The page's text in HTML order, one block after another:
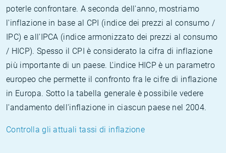
poterle confrontare. A seconda dell'anno, mostriamo
l'inflazione in base al CPI (indice dei prezzi al consumo /
IPC) e all'IPCA (indice armonizzato dei prezzi al consumo
/ HICP). Spesso il CPI è considerato la cifra di inflazione
più importante di un paese. L'indice HICP è un parametro
europeo che permette il confronto fra le cifre di inflazione
in Europa. Sotto la tabella generale è possibile vedere
l'andamento dell'inflazione in ciascun paese nel 2004.
Controlla gli attuali tassi di inflazione